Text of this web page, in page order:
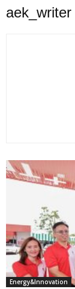
aek_writer
Energy&Innovation